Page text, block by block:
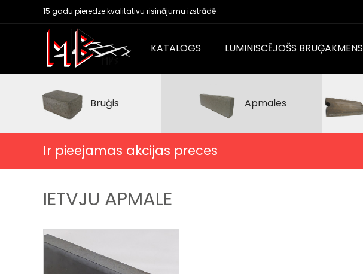
15 gadu pieredze kvalitativu risinājumu izstrādē
KATALOGS LUMINISCĒJOŠS BRUĢAKMENS
Bruģis Apmales
Ir pieejamas akcijas preces
IETVJU APMALE